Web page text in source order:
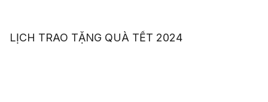
LỊCH TRAO TẶNG QUÀ TẾT 2024